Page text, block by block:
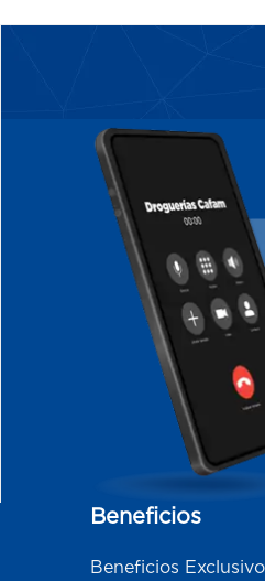
Beneficios
Beneficios